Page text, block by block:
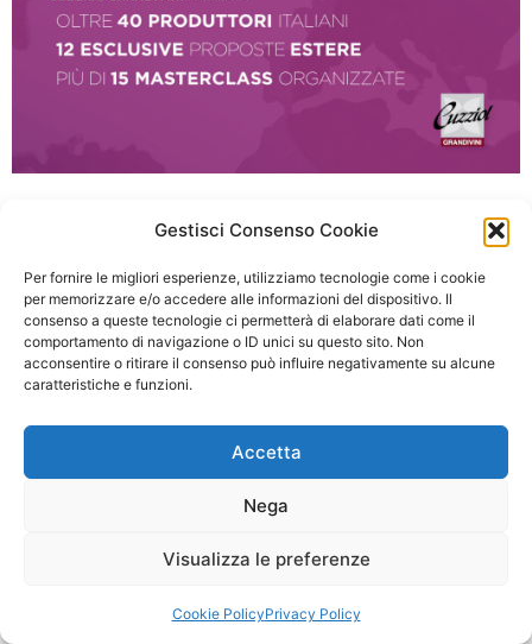
Gestisci Consenso Cookie
Per fornire le migliori esperienze, utilizziamo tecnologie come i cookie
per memorizzare e/o accedere alle informazioni del dispositivo. Il
consenso a queste tecnologie ci permetterà di elaborare dati come il
comportamento di navigazione o ID unici su questo sito. Non
acconsentire o ritirare il consenso può influire negativamente su alcune
caratteristiche e funzioni.
Accetta
Nega
Visualizza le preferenze
Cookie PolicyPrivacy Policy
Vinitaly 2024
aprile a mercoledì 17 aprile vi aspettiamo nel
nostro stand B4, B5, B6, C5